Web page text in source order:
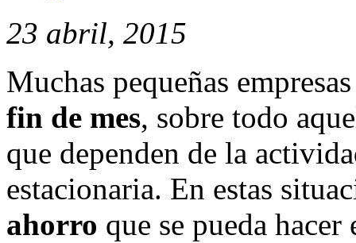
23 abril, 2015
Muchas pequeñas
fin de mes, sobre todo
que dependen de la
estacionaria. En estas
ahorro que se pueda